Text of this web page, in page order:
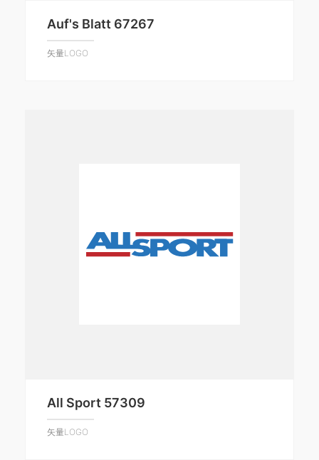
Auf's Blatt 67267
矢量LOGO
All Sport 57309
矢量LOGO